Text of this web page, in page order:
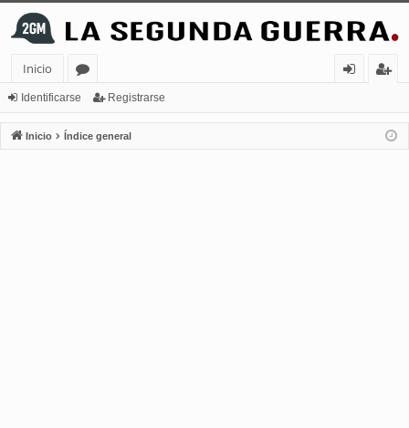
Inicio
or
os
nt
ifi
ist
ra
Identificarse Registrarse
Inicio Índice general